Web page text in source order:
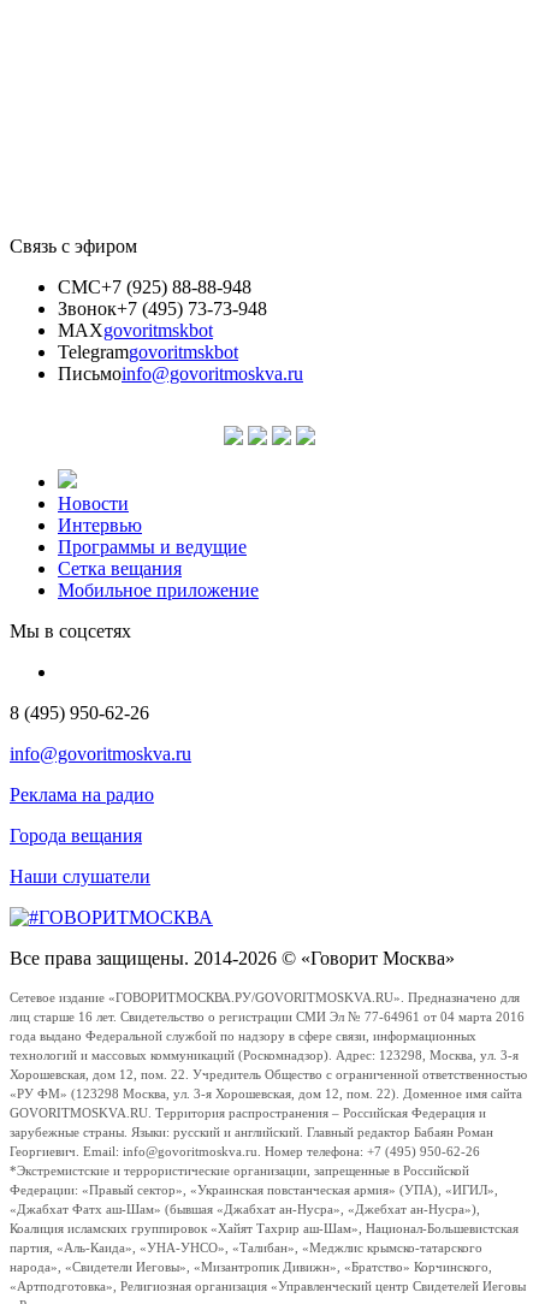
Связь с эфиром
СМС+7 (925) 88-88-948
Звонок+7 (495) 73-73-948
MAXgovoritmskbot
Telegramgovoritmskbot
Письмоinfo@govoritmoskva.ru
Новости
Интервью
Программы и ведущие
Сетка вещания
Мобильное приложение
Мы в соцсетях
8 (495) 950-62-26
info@govoritmoskva.ru
Реклама на радио
Города вещания
Наши слушатели
Все права защищены. 2014-2026 © «Говорит Москва»
Сетевое издание «ГОВОРИТМОСКВА.РУ/GOVORITMOSKVA.RU». Предназначено для
лиц старше 16 лет. Свидетельство о регистрации СМИ Эл № 77-64961 от 04 марта 2016
года выдано Федеральной службой по надзору в сфере связи, информационных
технологий и массовых коммуникаций (Роскомнадзор). Адрес: 123298, Москва, ул. 3-я
Хорошевская, дом 12, пом. 22. Учредитель Общество с ограниченной ответственностью
«РУ ФМ» (123298 Москва, ул. 3-я Хорошевская, дом 12, пом. 22). Доменное имя сайта
GOVORITMOSKVA.RU. Территория распространения – Российская Федерация и
зарубежные страны. Языки: русский и английский. Главный редактор Бабаян Роман
Георгиевич. Email: info@govoritmoskva.ru. Номер телефона: +7 (495) 950-62-26
*Экстремистские и террористические организации, запрещенные в Российской
Федерации: «Правый сектор», «Украинская повстанческая армия» (УПА), «ИГИЛ»,
«Джабхат Фатх аш-Шам» (бывшая «Джабхат ан-Нусра», «Джебхат ан-Нусра»),
Коалиция исламских группировок «Хайят Тахрир аш-Шам», Национал-Большевистская
партия, «Аль-Каида», «УНА-УНСО», «Талибан», «Меджлис крымско-татарского
народа», «Свидетели Иеговы», «Мизантропик Дивижн», «Братство» Корчинского,
«Артподготовка», Религиозная организация «Управленческий центр Свидетелей Иеговы